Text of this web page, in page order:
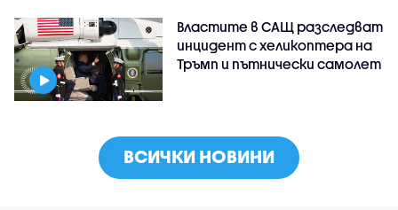
Властите в САЩ разследват
инцидент с хеликоптера на
Тръмп и пътнически самолет
ВСИЧКИ НОВИНИ